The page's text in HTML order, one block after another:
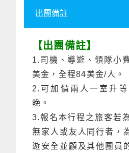
出團備註
【出團備註】
1.司機、導遊、領隊小
美金，全程84美金/人。
2.可加價兩人一室升
晚。
3.報名本行程之旅客若
無家人或友人同行者，
遊安全並顧及其他團員